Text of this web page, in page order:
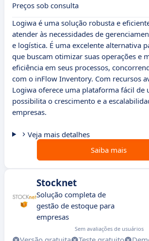
Preços sob consulta
Logiwa é uma solução robusta e
atender às necessidades de
e logística. É uma excelente alternativa
que buscam otimizar suas operações e
eficiência em seus processos,
com o inFlow Inventory. Com recursos
Logiwa oferece uma plataforma fácil de
possibilita o crescimento e a
empresas.
Veja mais detalhes
Saiba mais
Stocknet
Solução completa de
gestão de estoque para
empresas
Sem avaliações de usuários